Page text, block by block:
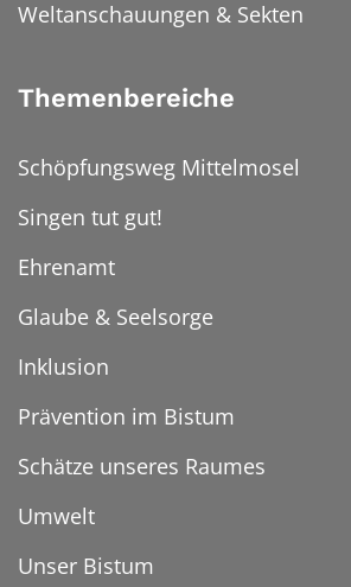
Weltanschauungen & Sekten
Themenbereiche
Schöpfungsweg Mittelmosel
Singen tut gut!
Ehrenamt
Glaube & Seelsorge
Inklusion
Prävention im Bistum
Schätze unseres Raumes
Umwelt
Unser Bistum